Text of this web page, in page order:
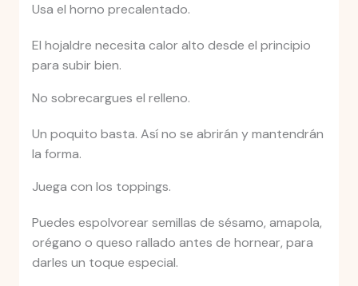
Usa el horno precalentado.
El hojaldre necesita calor alto desde el principio
para subir bien.
No sobrecargues el relleno.
Un poquito basta. Así no se abrirán y mantendrán
la forma.
Juega con los toppings.
Puedes espolvorear semillas de sésamo, amapola,
orégano o queso rallado antes de hornear, para
darles un toque especial.